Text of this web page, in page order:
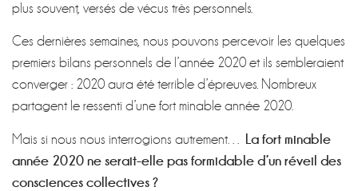
plus souvent, versés de vécus très personnels.
Ces dernières semaines, nous pouvons percevoir les quelques
premiers bilans personnels de l’année 2020 et ils sembleraient
converger : 2020 aura été terrible d’épreuves. Nombreux
partagent le ressenti d’une fort minable année 2020.
Mais si nous nous interrogions autrement… La fort minable
année 2020 ne serait-elle pas formidable d’un réveil des
consciences collectives ?